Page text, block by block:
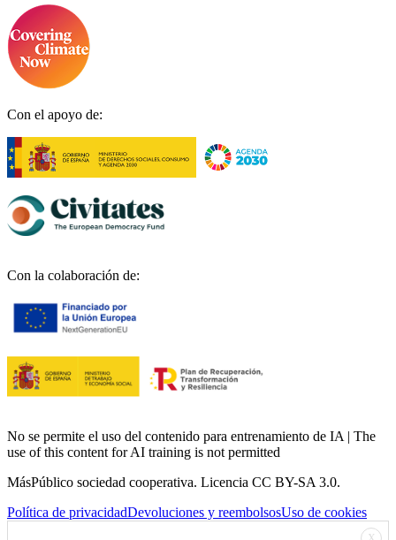
Con el apoyo de:
Con la colaboración de:
No se permite el uso del contenido para entrenamiento de IA | The
use of this content for AI training is not permitted
MásPúblico sociedad cooperativa. Licencia CC BY-SA 3.0.
Política de privacidadDevoluciones y reembolsosUso de cookies